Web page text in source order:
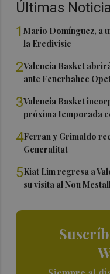
Últimas
1Mario Domínguez, a
la Eredivisie
2Valencia Basket
ante Fenerbahce
3Valencia Basket
próxima temporada
4Ferran y Grimaldo
Generalitat
5Kiat Lim regresa a
su visita al Nou